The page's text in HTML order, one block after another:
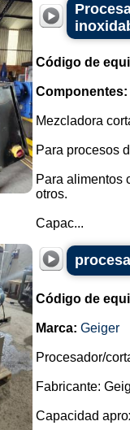
Código de
Componentes:
Mezcladora
Para procesos
Para alimentos
otros.
Capac...
Código de
Marca: Geiger
Procesador/
Fabricante:
Capacidad